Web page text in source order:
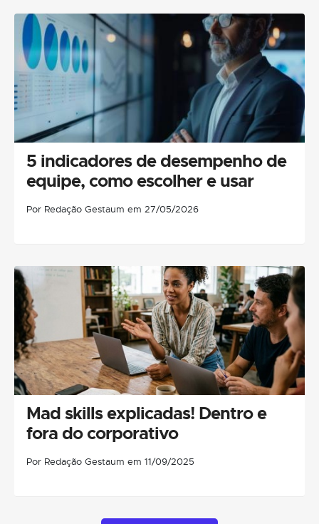
5 indicadores de desempenho de
equipe, como escolher e usar
Por Redação Gestaum em 27/05/2026
Mad skills explicadas! Dentro e
fora do corporativo
Por Redação Gestaum em 11/09/2025